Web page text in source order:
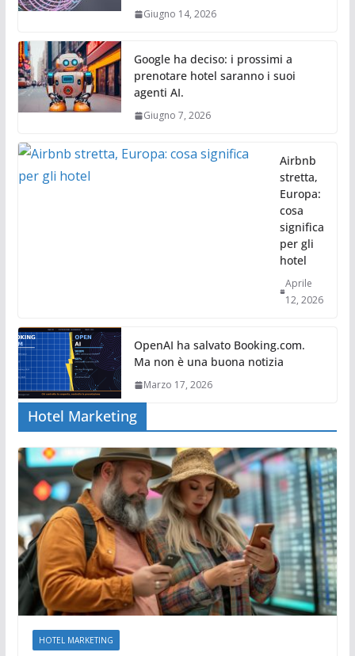
Giugno 14, 2026
Google ha deciso: i prossimi a
prenotare hotel saranno i suoi
agenti AI.
Giugno 7, 2026
Airbnb
stretta,
Europa:
cosa
significa
per gli
hotel
Aprile
12, 2026
OpenAI ha salvato Booking.com.
Ma non è una buona notizia
Marzo 17, 2026
Hotel Marketing
HOTEL MARKETING